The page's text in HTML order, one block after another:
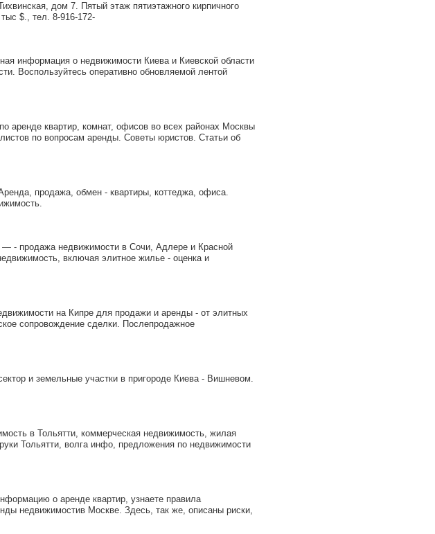
дом 7. Пятый этаж пятиэтажного кирпичного
$., тел. 8-916-172-
информация о недвижимости Киева и Киевской области
Воспользуйтесь оперативно обновляемой лентой
аренде квартир, комнат, офисов во всех районах Москвы
по вопросам аренды. Советы юристов. Статьи об
продажа, обмен - квартиры, коттеджа, офиса.
— - продажа недвижимости в Сочи, Адлере и Красной
включая элитное жилье - оценка и
на Кипре для продажи и аренды - от элитных
сопровождение сделки. Послепродажное
и земельные участки в пригороде Киева - Вишневом.
в Тольятти, коммерческая недвижимость, жилая
Тольятти, волга инфо, предложения по недвижимости
о аренде квартир, узнаете правила
недвижимостив Москве. Здесь, так же, описаны риски,